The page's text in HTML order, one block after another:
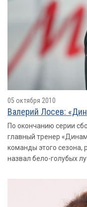
05 октября 2010
Валерий Лосев:
По окончанию серии
главный тренер
команды этого сезона,
назвал бело-голубых